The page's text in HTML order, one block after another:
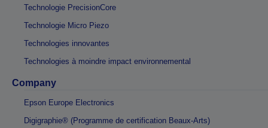
Technologie PrecisionCore
Technologie Micro Piezo
Technologies innovantes
Technologies à moindre impact environnemental
Company
Epson Europe Electronics
Digigraphie® (Programme de certification Beaux-Arts)